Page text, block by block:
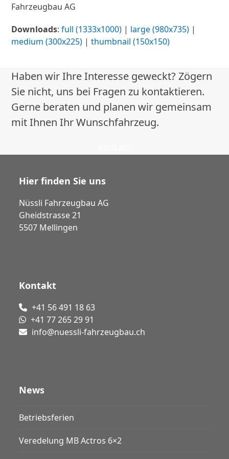
Fahrzeugbau AG
Downloads:full (1333x1000) | large (980x735) |
medium (300x225) |thumbnail (150x150)
Haben wir Ihre Interesse geweckt? Zögern
Sie nicht, uns bei Fragen zu kontaktieren.
Gerne beraten und planen wir gemeinsam
mit Ihnen Ihr Wunschfahrzeug.
Hier finden Sie uns
Nüssli Fahrzeugbau AG
Gheidstrasse 21
5507 Mellingen
Kontakt
+41 56 491 18 63
+41 77 265 29 91
info@nuessli-fahrzeugbau.ch
News
Betriebsferien
Veredelung MB Actros 6×2